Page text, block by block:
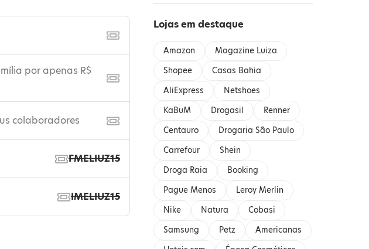
Lojas em destaque
Amazon
Magazine Luiza
Shopee
Casas Bahia
AliExpress
Netshoes
KaBuM
Drogasil
Renner
Centauro
Drogaria São Paulo
Carrefour
Shein
Droga Raia
Booking
Pague Menos
Leroy Merlin
Nike
Natura
Cobasi
Samsung
Petz
Americanas
por apenas R$
colaboradores
FMELIUZ15
IMELIUZ15